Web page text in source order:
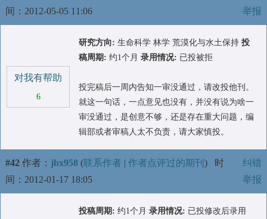
间：2012-05-05 11:06
举报
对我有帮助
6
研究方向: 生命科学 林学 荒漠化与水土保持 投
稿周期: 约1个月 录用情况: 已投被拒
投完稿后一周内告知一审没通过，请改投他刊。
就这一句话，一点意见也没有，并没有说为啥一
审没通过，是创意不够，还是存在重大问题，编
辑部或者审稿人太不负责，请大家慎投。
#42 作者： jbx958 (联系作者 | 作者点评过的期刊 ) 时
间：2012-01-17 18:05
纠错
举报
投稿周期: 约1个月 录用情况: 已投修改后录用